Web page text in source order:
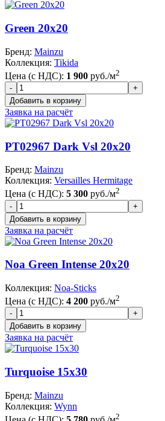
Green 20x20
Бренд: Mainzu
Коллекция: Tikida
Цена (с НДС): 1 900 руб./м2
Заявка на расчёт
PT02967 Dark Vsl 20x20
Бренд: Mainzu
Коллекция: Versailles Hermitage
Цена (с НДС): 5 300 руб./м2
Заявка на расчёт
Noa Green Intense 20x20
Коллекция: Noa-Sticks
Цена (с НДС): 4 200 руб./м2
Заявка на расчёт
Turquoise 15x30
Бренд: Mainzu
Коллекция: Wynn
2